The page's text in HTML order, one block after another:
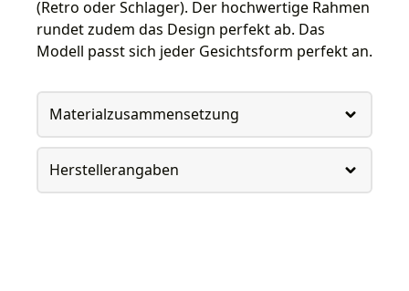
(Retro oder Schlager). Der hochwertige Rahmen
rundet zudem das Design perfekt ab. Das
Modell passt sich jeder Gesichtsform perfekt an.
Materialzusammensetzung
Herstellerangaben